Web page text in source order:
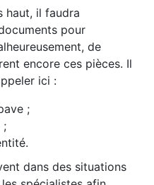
haut, il faudra
pour
de
encore ces pièces. Il
ici :
;
;
dans des situations